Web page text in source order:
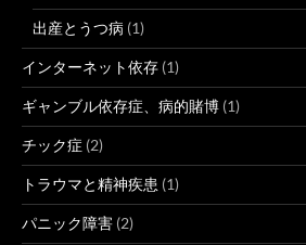
出産とうつ病 (1)
インターネット依存 (1)
ギャンブル依存症、病的賭博 (1)
チック症 (2)
トラウマと精神疾患 (1)
パニック障害 (2)